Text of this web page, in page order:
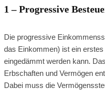
1 – Progressive
Die progressive
das Einkommen) ist ein
eingedämmt werden kann.
Erbschaften und Vermögen
Dabei muss die